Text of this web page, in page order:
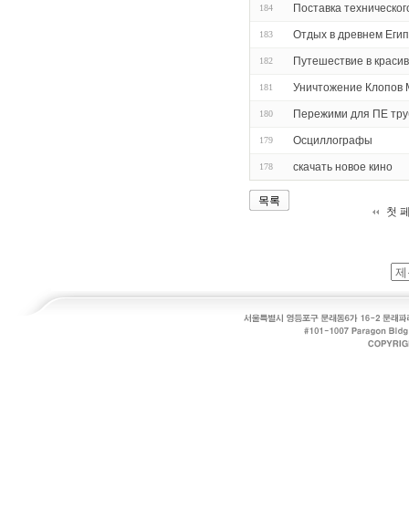
184 Поставка
183 Отдых в древнем
182 Путешествие в
181 Уничтожение Клопов
180 Пережими для ПЕ
179 Осциллографы
178 скачать новое кино
목록
첫